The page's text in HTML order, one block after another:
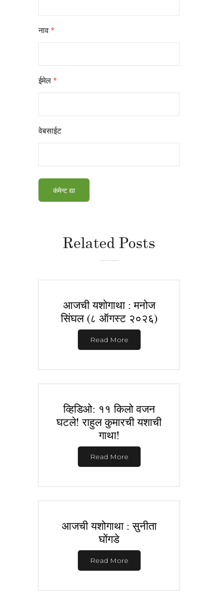
नाव *
ईमेल *
वेबसाईट
Related Posts
आजची यशोगाथा : मनोज
सिंघल (८ ऑगस्ट २०२६)
Read More
व्हिडिओ: ११ किलो वजन
घटले! राहुल कुमारची यशाची
गाथा!
Read More
आजची यशोगाथा : सुनीता
घोंगडे
Read More